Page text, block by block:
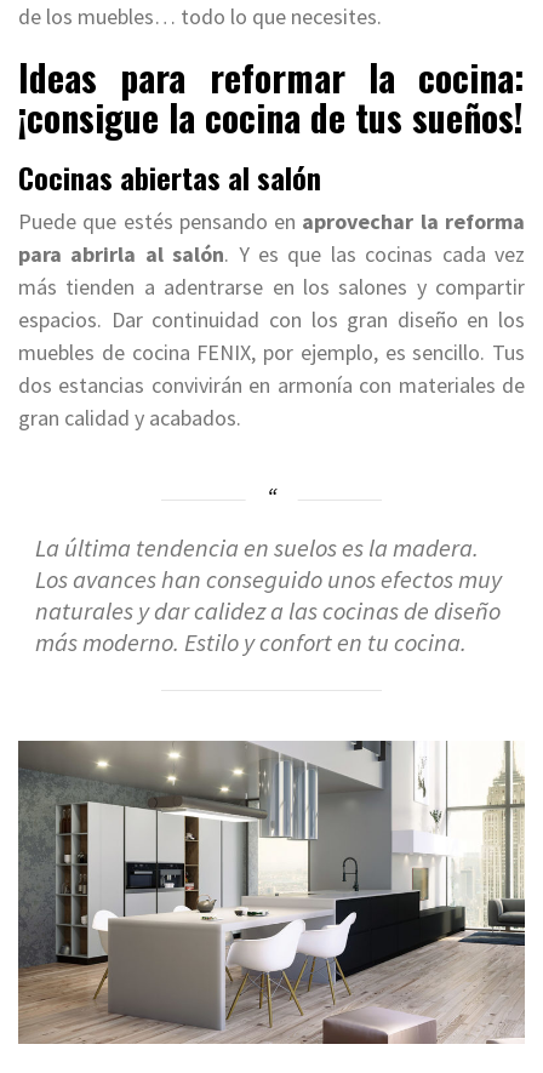
de los muebles… todo lo que necesites.
Ideas para reformar la cocina:
¡consigue la cocina de tus sueños!
Cocinas abiertas al salón
Puede que estés pensando en aprovechar la reforma
para abrirla al salón. Y es que las cocinas cada vez
más tienden a adentrarse en los salones y compartir
espacios. Dar continuidad con los gran diseño en los
muebles de cocina FENIX, por ejemplo, es sencillo. Tus
dos estancias convivirán en armonía con materiales de
gran calidad y acabados.
La última tendencia en suelos es la madera.
Los avances han conseguido unos efectos muy
naturales y dar calidez a las cocinas de diseño
más moderno. Estilo y confort en tu cocina.